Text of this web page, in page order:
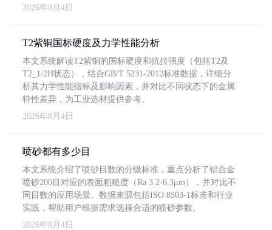
2026年8月4日
T2紫铜国标硬度及力学性能分析
本文系统解读T2紫铜的国标硬度和抗拉强度（包括T2及
T2_1/2H状态），结合GB/T 5231-2012标准数据，详细分
析其力学性能指标及影响因素，并对比不同状态下的金属
特性差异，为工业选材提供参考。
2026年8月4日
喷砂都有多少目
本文系统介绍了喷砂目数的分级标准，重点分析了铝合金
喷砂200目对应的表面粗糙度（Ra 3.2-6.3μm），并对比不
同目数的应用场景。数据来源包括ISO 8503-1标准和行业
实践，帮助用户根据需求选择合适的喷砂参数。
2026年8月4日